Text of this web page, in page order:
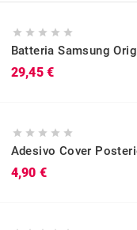
    
29,45 €
    
4,90 €